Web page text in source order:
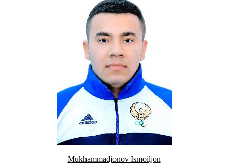
Mukhammadjonov Ismoiljon